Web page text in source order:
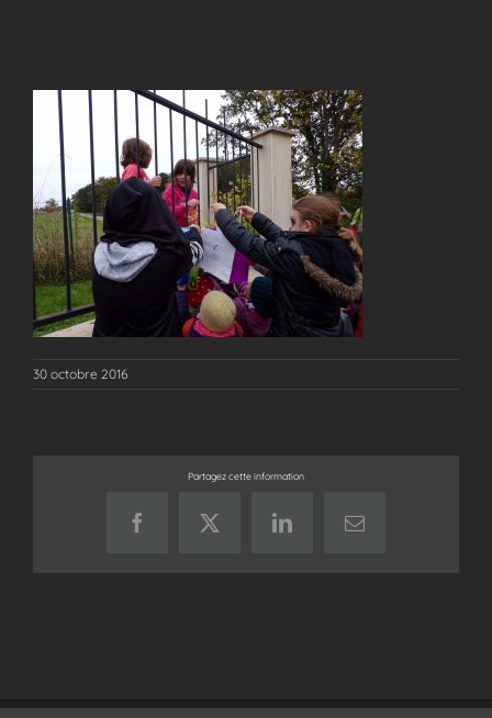
30 octobre 2016
Partagez cette information
FacebookX LinkedInEmail